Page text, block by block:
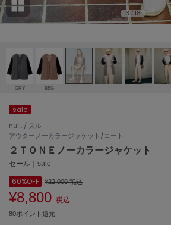
ョン雑貨 (858)
/ランジェリー (127)
ェア (119)
(124)
Ame no chi Hare
アメノチハレ
ánuans
アニュアンス
ànuke
アンヌーク
ASICS
アシックス
Ballelite
バレリット
3 / 18
GRY BEG
sale
null. / ヌル
アウターノーカラージャケット/コート
２ＴＯＮＥノーカラージャケット
セール｜sale
60%OFF ¥22,000税込
¥8,800 税込
80ポイント還元